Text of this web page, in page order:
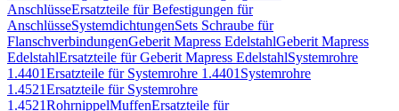
AnschlüsseErsatzteile für Befestigungen für
AnschlüsseSystemdichtungenSets Schraube für
FlanschverbindungenGeberit Mapress EdelstahlGeberit Mapress
EdelstahlErsatzteile für Geberit Mapress EdelstahlSystemrohre
1.4401Ersatzteile für Systemrohre 1.4401 Systemrohre
1.4521Ersatzteile für Systemrohre
1.4521RohrnippelMuffenErsatzteile für